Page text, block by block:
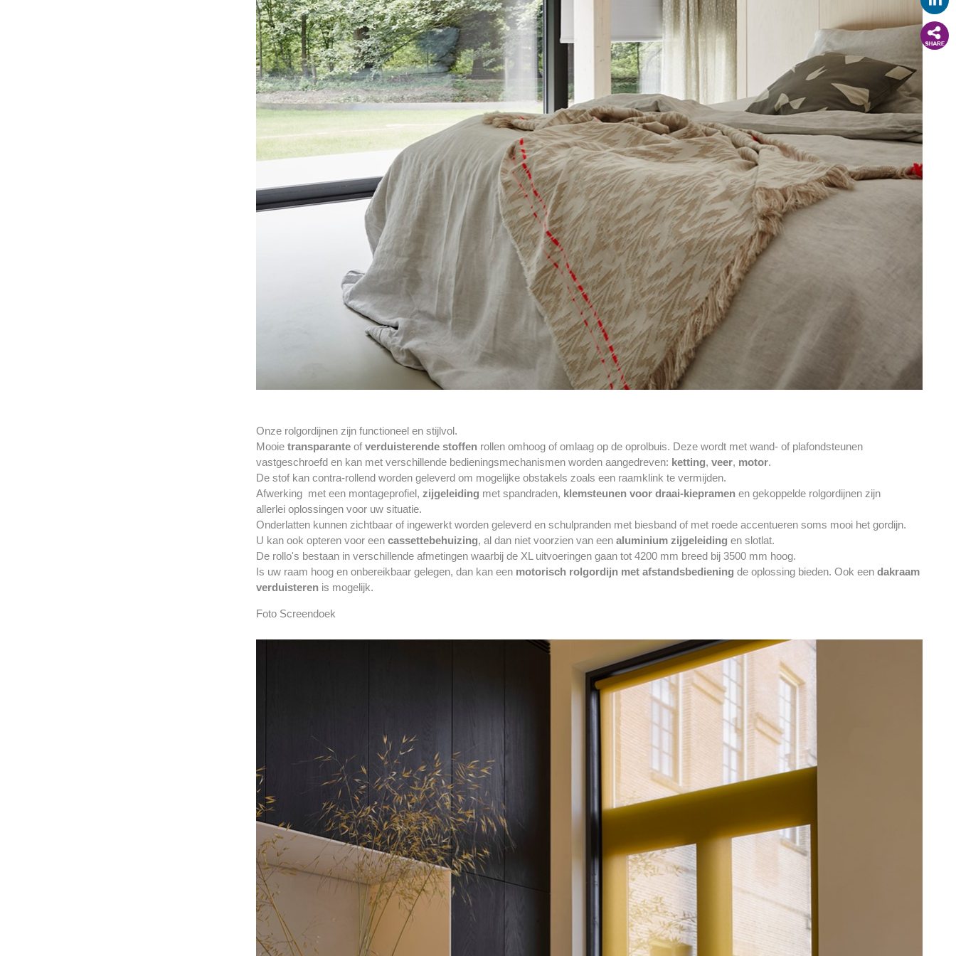
Onze rolgordijnen zijn functioneel en stijlvol.
Mooie transparanteof verduisterende stoffen rollen omhoog of omlaag op de oprolbuis. Deze wordt met wand- of plafondsteunen
vastgeschroefd en kan met verschillende bedieningsmechanismen worden aangedreven: ketting, veer, motor.
De stof kan contra-rollend worden geleverd om mogelijke obstakels zoals een raamklink te vermijden.
Afwerking met een montageprofiel, zijgeleiding met spandraden, klemsteunen voor draai-kiepramenen gekoppelde rolgordijnen zijn
allerlei oplossingen voor uw situatie.
Onderlatten kunnen zichtbaar of ingewerkt worden geleverd en schulpranden met biesband of met roede accentueren soms mooi het gordijn.
U kan ook opteren voor een cassettebehuizing, al dan niet voorzien van een aluminium zijgeleiding en slotlat.
De rollo's bestaan in verschillende afmetingen waarbij de XL uitvoeringen gaan tot 4200 mm breed bij 3500 mm hoog.
Is uw raam hoog en onbereikbaar gelegen, dan kan een motorisch rolgordijn met afstandsbediening de oplossing bieden. Ook een dakraam
verduisteren is mogelijk.
Foto Screendoek